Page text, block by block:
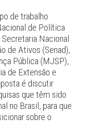
de trabalho
de Política
Secretaria Nacional
de Ativos (Senad),
Pública (MJSP),
de Extensão e
é discutir
que têm sido
no Brasil, para que
sobre o